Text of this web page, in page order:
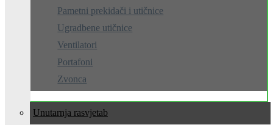
Pametni prekidači i utičnice
Ugradbene utičnice
Ventilatori
Portafoni
Zvonca
Unutarnja rasvjeta